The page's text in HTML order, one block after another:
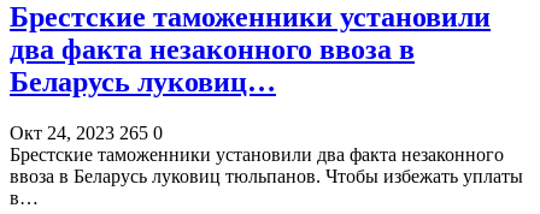
Брестские таможенники установили
два факта незаконного ввоза в
Беларусь луковиц…
Окт 24, 2023 265 0
Брестские таможенники установили два факта незаконного
ввоза в Беларусь луковиц тюльпанов. Чтобы избежать уплаты
в…